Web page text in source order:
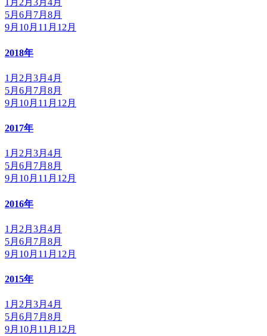
1月 2月 3月 4月
5月 6月 7月 8月
9月 10月 11月 12月
2018年
1月 2月 3月 4月
5月 6月 7月 8月
9月 10月 11月 12月
2017年
1月 2月 3月 4月
5月 6月 7月 8月
9月 10月 11月 12月
2016年
1月 2月 3月 4月
5月 6月 7月 8月
9月 10月 11月 12月
2015年
1月 2月 3月 4月
5月 6月 7月 8月
9月 10月 11月 12月